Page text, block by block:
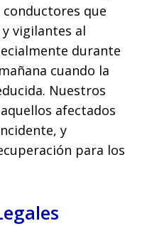
conductores que
vigilantes al
durante
cuando la
Nuestros
afectados
y
para los